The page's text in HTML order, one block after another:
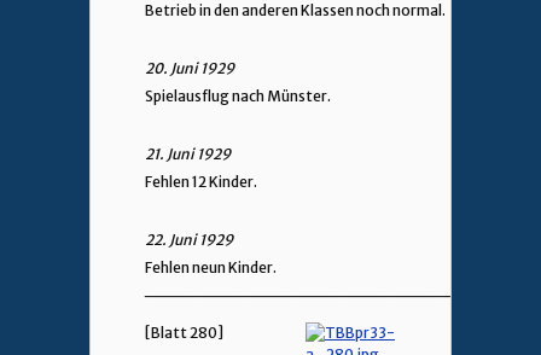
Betrieb in den anderen Klassen noch normal.
20. Juni 1929
Spielausflug nach Münster.
21. Juni 1929
Fehlen 12 Kinder.
22. Juni 1929
Fehlen neun Kinder.
[Blatt 280]